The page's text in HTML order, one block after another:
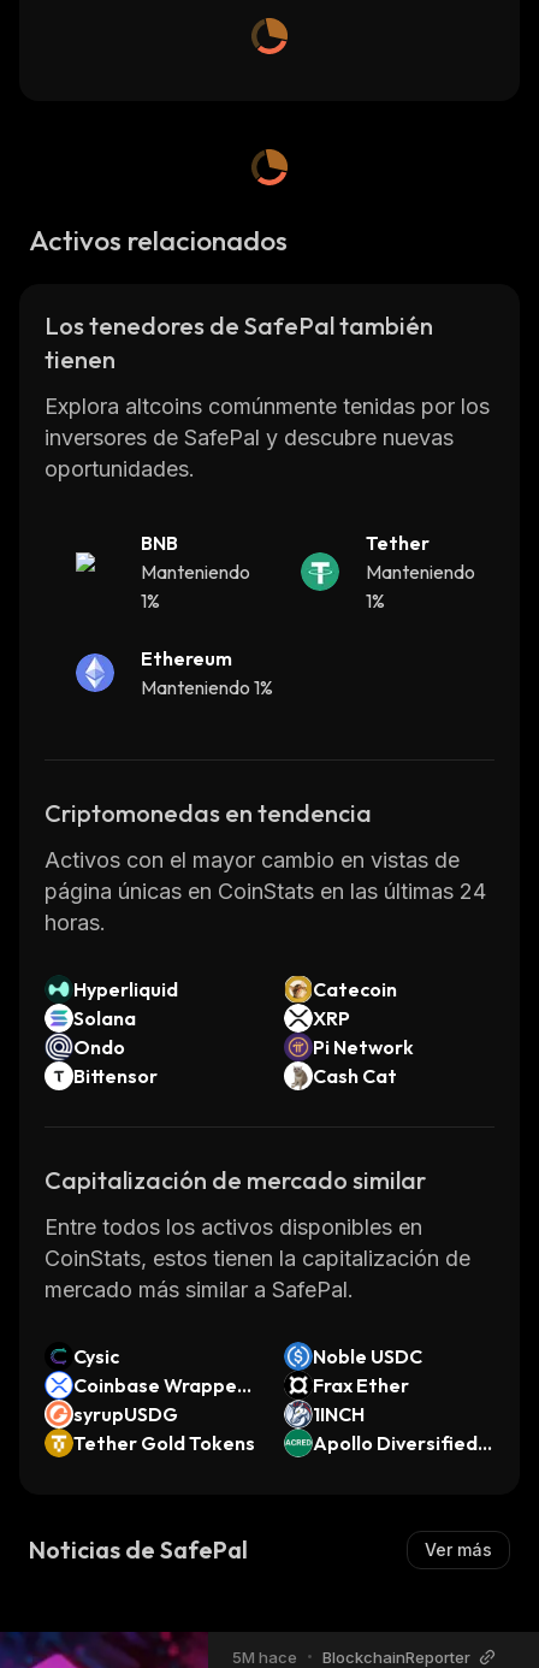
Activos relacionados
Los tenedores de SafePal también
tienen
Explora altcoins comúnmente tenidas por los
inversores de SafePal y descubre nuevas
oportunidades.
BNB
Manteniendo
1%
Tether
Manteniendo
1%
Ethereum
Manteniendo 1%
Criptomonedas en tendencia
Activos con el mayor cambio en vistas de
página únicas en CoinStats en las últimas 24
horas.
Hyperliquid
Catecoin
Solana
XRP
Ondo
Pi Network
Bittensor
Cash Cat
Capitalización de mercado similar
Entre todos los activos disponibles en
CoinStats, estos tienen la capitalización de
mercado más similar a SafePal.
Cysic
Noble USDC
Coinbase Wrapped
XRP
Frax Ether
syrupUSDG
1INCH
Tether Gold Tokens
Apollo Diversified C
Noticias de SafePal Ver más
5M hace • BlockchainReporter